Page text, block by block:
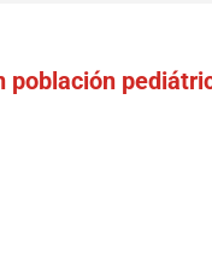
población